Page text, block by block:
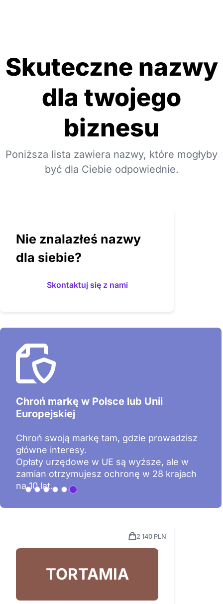
Skuteczne nazwy
dla twojego
biznesu
Poniższa lista zawiera nazwy, które mogłyby
być dla Ciebie odpowiednie.
Nie znalazłeś nazwy
dla siebie?
Skontaktuj się z nami
Chroń markę w Polsce lub Unii
Europejskiej
Chroń swoją markę tam, gdzie prowadzisz
główne interesy.
Opłaty urzędowe w UE są wyższe, ale w
zamian otrzymujesz ochronę w 28 krajach
na 10 lat.
2 140 PLN
TORTAMIA